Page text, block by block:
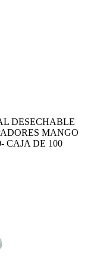
DESECHABLE
MANGO
CAJA DE 100